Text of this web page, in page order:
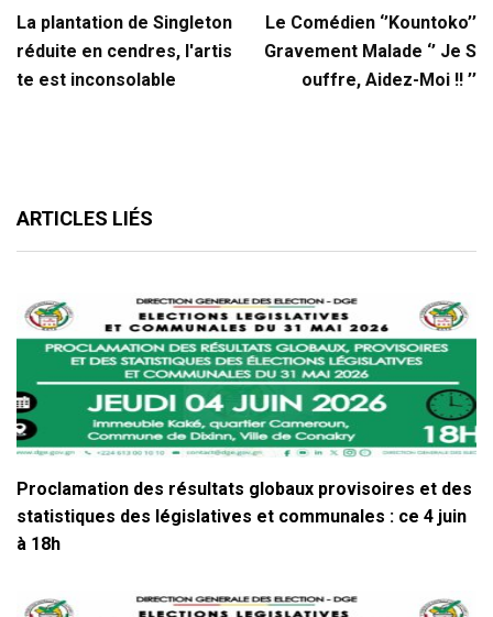
La plantation de Singleton
réduite en cendres, l'artis
te est inconsolable
Le Comédien ‘’Kountoko’’
Gravement Malade ‘’ Je S
ouffre, Aidez-Moi !! ’’
ARTICLES LIÉS
Proclamation des résultats globaux provisoires et des
statistiques des législatives et communales : ce 4 juin
à 18h